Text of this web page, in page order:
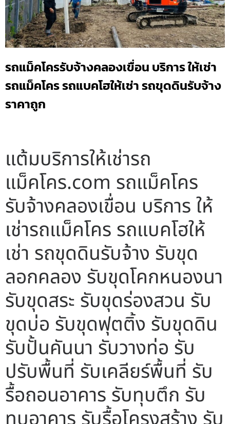
รถแม็คโครรับจ้างคลองเขื่อน บริการ ให้เช่า
รถแม็คโคร รถแบคโฮให้เช่า รถขุดดินรับจ้าง
ราคาถูก
แต้มบริการให้เช่ารถ
แม็คโคร.com รถแม็คโคร
รับจ้างคลองเขื่อน บริการ ให้
เช่ารถแม็คโคร รถแบคโฮให้
เช่า รถขุดดินรับจ้าง รับขุด
ลอกคลอง รับขุดโคกหนองนา
รับขุดสระ รับขุดร่องสวน รับ
ขุดบ่อ รับขุดฟุตติ้ง รับขุดดิน
รับปั้นคันนา รับวางท่อ รับ
ปรับพื้นที่ รับเคลียร์พื้นที่ รับ
รื้อถอนอาคาร รับทุบตึก รับ